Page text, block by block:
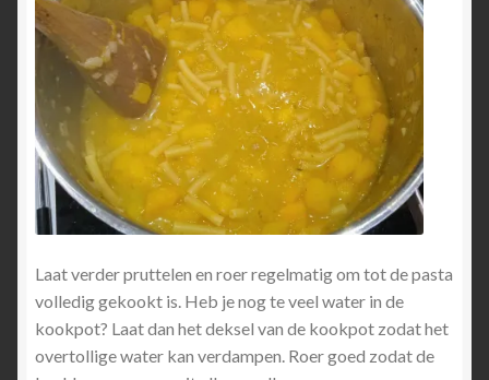
Laat verder pruttelen en roer regelmatig om tot de pasta
volledig gekookt is. Heb je nog te veel water in de
kookpot? Laat dan het deksel van de kookpot zodat het
overtollige water kan verdampen. Roer goed zodat de